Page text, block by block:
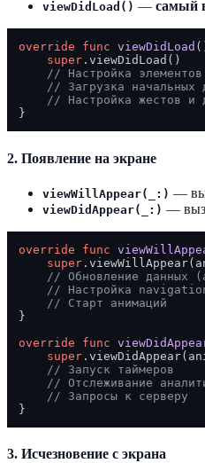
viewDidLoad() — самый
override func viewDidLoad
super .viewDidLoad()
// Настройка элементов
// Загрузка начальных
// Настройка жестов и
2. Появление на экране
viewWillAppear(_:) —
viewDidAppear(_:) —
override func
super
// Обновление данных
// Настройка
// Старт анимаций
}
override
func
super
// Запуск таймеров
// Отслеживание
// Запросы к серверу
3. Исчезновение с экрана